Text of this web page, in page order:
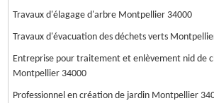
Travaux d'élagage d'arbre Montpellier 34000
Travaux d'évacuation des déchets verts
Entreprise pour traitement et enlèvement nid de
Montpellier 34000
Professionnel en création de jardin Montpellier